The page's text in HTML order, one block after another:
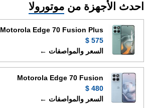
احدث الأجهزة من موتورولا
Motorola Edge 70 Fusion Plus
575 $
السعر والمواصفات ←
Motorola Edge 70 Fusion
480 $
السعر والمواصفات ←